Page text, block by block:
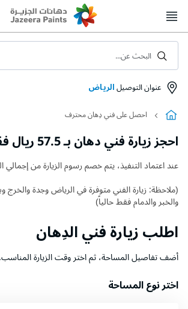
to
Content
عنوان التوصيلالرياض
البحث عن...
احصل على فني دِهان محترف
احجز زيارة فني دهان بـ 57.5 ريال فقط
عند اعتماد التنفيذ، يتم خصم رسوم الزيارة من إجمالي
(ملاحظة: زيارة الفني متوفرة في الرياض وجدة والخرج
والخبر والدمام فقط حالياً)
اطلب زيارة فني الدِهان
أضف تفاصيل المساحة، ثم اختر وقت الزيارة المناسب.
اختر نوع المساحة